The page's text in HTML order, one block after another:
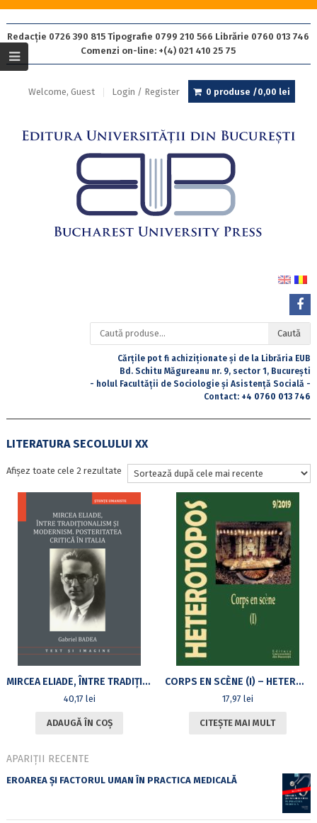
Redacție 0726 390 815 Tipografie 0799 210 566 Librărie 0760 013 746
Comenzi on-line: +(4) 021 410 25 75
Welcome, Guest Login / Register 0 produse /0,00 lei
Caută
după:
Caută
Cărțile pot fi achiziționate și de la Librăria EUB
Bd. Schitu Măgureanu nr. 9, sector 1, București
- holul Facultății de Sociologie și Asistență Socială -
Contact: +4 0760 013 746
LITERATURA SECOLULUI XX
Afișez toate cele 2 rezultateSortat
după
cele
MIRCEA ELIADE, ÎNTRE TRADIȚIONALISM ȘI MODERNISM. POSTERITATEA CRITICĂ ÎN ITALIA
40,17 lei
ADAUGĂ ÎN COȘ
CORPS EN SCÈNE (I) – HETEROTOPOS 9/2019
17,97 lei
CITEȘTE MAI MULT
APARIȚII RECENTE
EROAREA ȘI FACTORUL UMAN ÎN PRACTICA MEDICALĂ